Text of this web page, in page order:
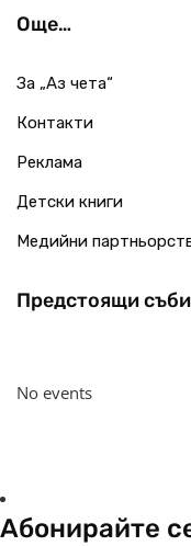
Още…
За „Аз чета“
Контакти
Реклама
Детски книги
Медийни
Предстоящи
No events
Абонирайте